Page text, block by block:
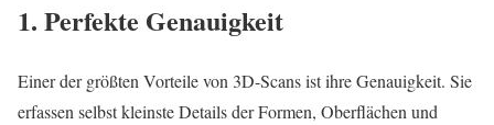
1. Perfekte Genauigkeit
Einer der größten Vorteile von 3D-Scans ist ihre Genauigkeit. Sie
erfassen selbst kleinste Details der Formen, Oberflächen und